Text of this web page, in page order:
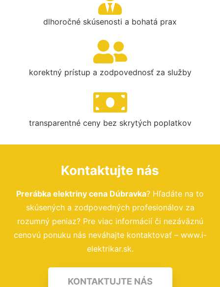
dlhoročné skúsenosti a bohatá prax
korektný prístup a zodpovednosť za služby
transparentné ceny bez skrytých poplatkov
Kontaktujte nás
Prerábka elektriny cena Dúbravka? Hľadáte na to
skúsených a zodpovedných profesionálov za
rozumný peniaz? Pre viac informácií či nezáväznú
cenovú ponuku nás neváhajte kontaktovať – www.i-
elektrikar.sk.
KONTAKTUJTE NÁS